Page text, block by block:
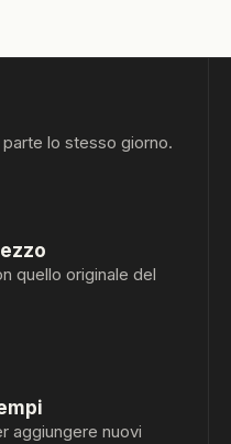
lo stesso giorno.
quello originale del
aggiungere nuovi